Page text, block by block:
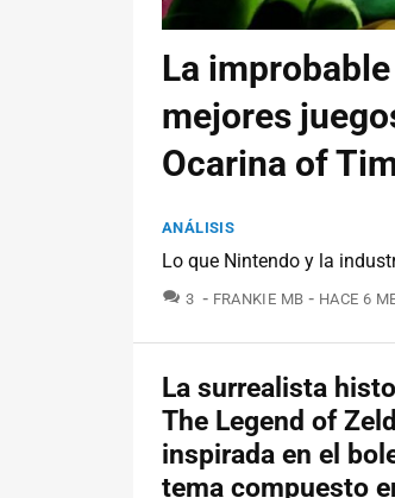
La
mejores
Ocarina of
ANÁLISIS
Lo que Nintendo y la
3 COMENTARIOS
FRANKIE MB HACE 6
La surrealista
The Legend of
inspirada en el
tema compuesto